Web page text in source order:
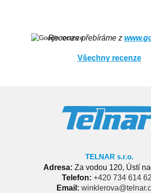
Recenze přebíráme z
Všechny recenze
TELNAR s.r.o.
Adresa: Za vodou 120, Ústí
Telefon: +420 734 614
Email: